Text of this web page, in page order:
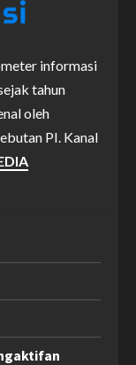
informasi
tahun
oleh
PI. Kanal